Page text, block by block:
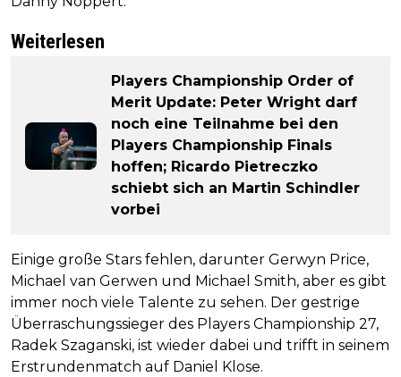
Weiterlesen
Players Championship Order of
Merit Update: Peter Wright darf
noch eine Teilnahme bei den
Players Championship Finals
hoffen; Ricardo Pietreczko
schiebt sich an Martin Schindler
vorbei
Einige große Stars fehlen, darunter Gerwyn Price,
Michael van Gerwen und Michael Smith, aber es gibt
immer noch viele Talente zu sehen. Der gestrige
Überraschungssieger des Players Championship 27,
Radek Szaganski, ist wieder dabei und trifft in seinem
Erstrundenmatch auf Daniel Klose.